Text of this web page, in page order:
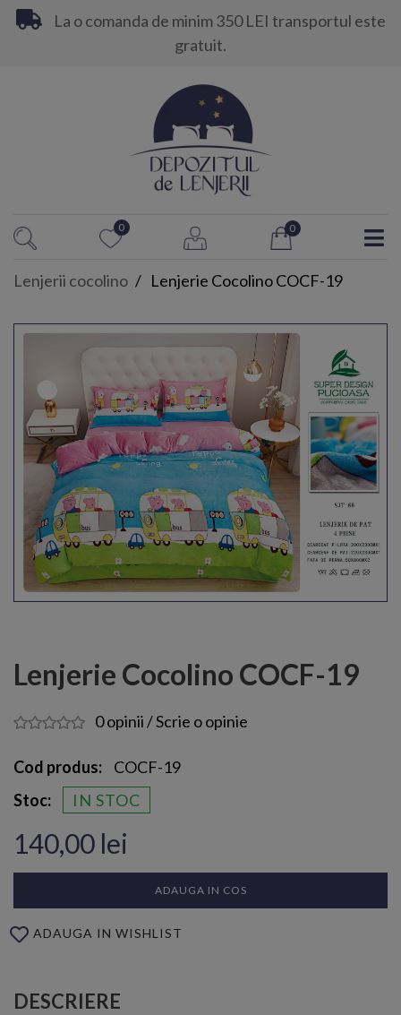
La o comanda de minim 350 LEI transportul este
gratuit.
0 0
Lenjerii cocolino Lenjerie Cocolino COCF-19
Lenjerie Cocolino COCF-19
0 opinii/Scrie o opinie
Cod produs:
COCF-19
Stoc:
IN STOC
140,00 lei
ADAUGA IN COS
ADAUGA IN WISHLIST
DESCRIERE